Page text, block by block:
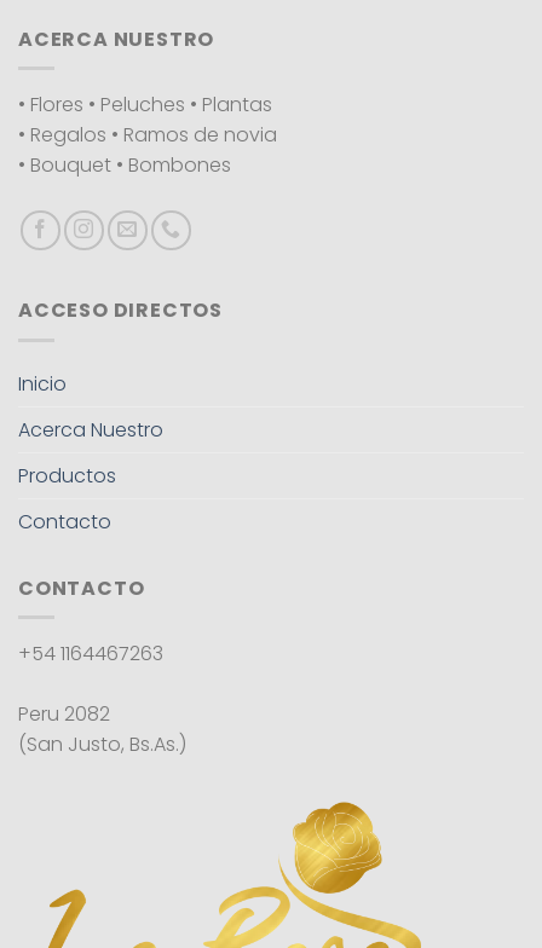
ACERCA NUESTRO
• Flores • Peluches • Plantas
• Regalos • Ramos de novia
• Bouquet • Bombones
ACCESO DIRECTOS
Inicio
Acerca Nuestro
Productos
Contacto
CONTACTO
+54 1164467263
Peru 2082
(San Justo, Bs.As.)